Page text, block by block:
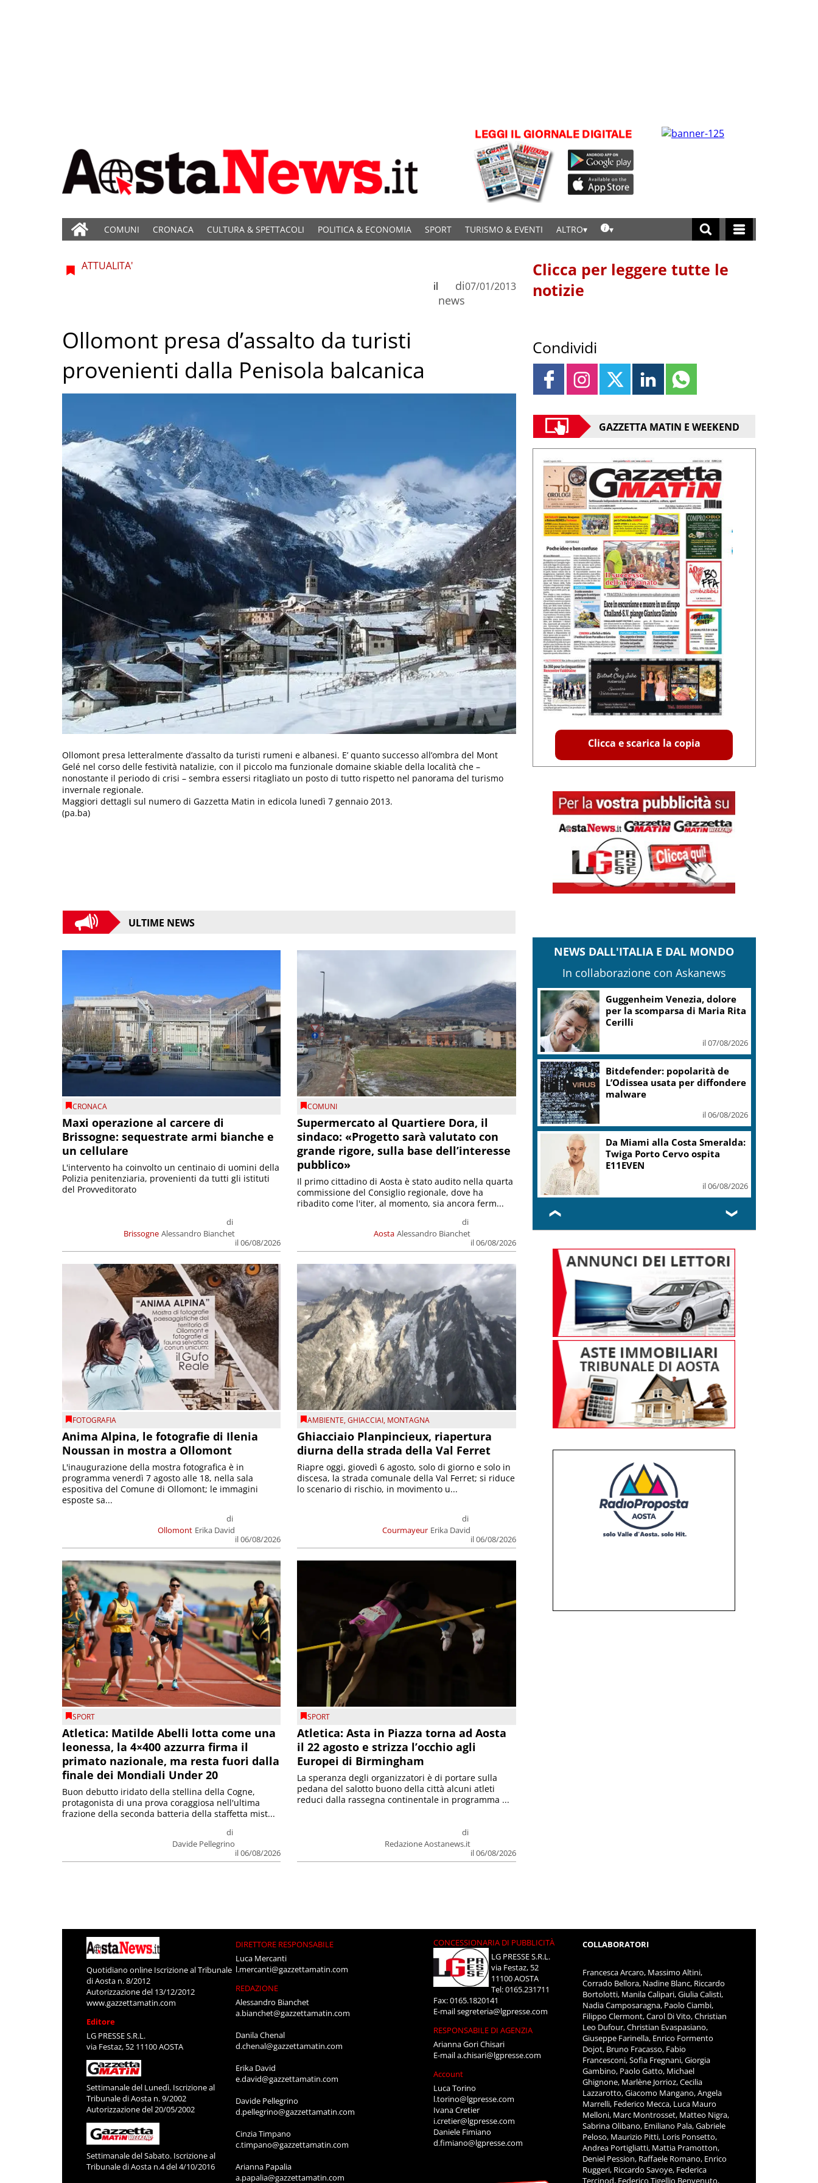
COMUNI CRONACA CULTURA & SPETTACOLI POLITICA & ECONOMIA SPORT TURISMO & EVENTI ALTRO
ATTUALITA'
di
news
il 07/01/2013
Ollomont presa d’assalto da turisti
provenienti dalla Penisola balcanica
Ollomont presa letteralmente d’assalto da turisti rumeni e albanesi. E’ quanto successo all’ombra del Mont
Gelé nel corso delle festività natalizie, con il piccolo ma funzionale domaine skiable della località che –
nonostante il periodo di crisi – sembra essersi ritagliato un posto di tutto rispetto nel panorama del turismo
invernale regionale.
Maggiori dettagli sul numero di Gazzetta Matin in edicola lunedì 7 gennaio 2013.
(pa.ba)
ULTIME NEWS
CRONACA
Maxi operazione al carcere di
Brissogne: sequestrate armi bianche e
un cellulare
Brissogne
di
Alessandro Bianchet
il 06/08/2026
L'intervento ha coinvolto un centinaio di uomini della
Polizia penitenziaria, provenienti da tutti gli istituti
del Provveditorato
COMUNI
Supermercato al Quartiere Dora, il
sindaco: «Progetto sarà valutato con
grande rigore, sulla base dell’interesse
pubblico»
Aosta
di
Alessandro Bianchet
il 06/08/2026
Il primo cittadino di Aosta è stato audito nella quarta
commissione del Consiglio regionale, dove ha
ribadito come l'iter, al momento, sia ancora ferm...
FOTOGRAFIA
Anima Alpina, le fotografie di Ilenia
Noussan in mostra a Ollomont
Ollomont
di
Erika David
il 06/08/2026
L'inaugurazione della mostra fotografica è in
programma venerdì 7 agosto alle 18, nella sala
espositiva del Comune di Ollomont; le immagini
esposte sa...
AMBIENTE,GHIACCIAI, MONTAGNA
Ghiacciaio Planpincieux, riapertura
diurna della strada della Val Ferret
Courmayeur
di
Erika David
il 06/08/2026
Riapre oggi, giovedì 6 agosto, solo di giorno e solo in
discesa, la strada comunale della Val Ferret; si riduce
lo scenario di rischio, in movimento u...
SPORT
Atletica: Matilde Abelli lotta come una
leonessa, la 4×400 azzurra firma il
primato nazionale, ma resta fuori dalla
finale dei Mondiali Under 20
di
Davide Pellegrino
il 06/08/2026
Buon debutto iridato della stellina della Cogne,
protagonista di una prova coraggiosa nell'ultima
frazione della seconda batteria della staffetta mist...
SPORT
Atletica: Asta in Piazza torna ad Aosta
il 22 agosto e strizza l’occhio agli
Europei di Birmingham
di
Redazione Aostanews.it
il 06/08/2026
La speranza degli organizzatori è di portare sulla
pedana del salotto buono della città alcuni atleti
reduci dalla rassegna continentale in programma ...
Clicca per leggere tutte le
notizie
Condividi
GAZZETTA MATIN E WEEKEND
Clicca e scarica la copia
NEWS DALL'ITALIA E DAL MONDO
In collaborazione con Askanews
Guggenheim Venezia, dolore
per la scomparsa di Maria Rita
Cerilli
il 07/08/2026
Bitdefender: popolarità de
L’Odissea usata per diffondere
malware
il 06/08/2026
Da Miami alla Costa Smeralda:
Twiga Porto Cervo ospita
E11EVEN
il 06/08/2026
❮ ❯
Quotidiano online Iscrizione al Tribunale
di Aosta n. 8/2012
Autorizzazione del 13/12/2012
www.gazzettamatin.com
Editore
LG PRESSE S.R.L.
via Festaz, 52 11100 AOSTA
Settimanale del Lunedì. Iscrizione al
Tribunale di Aosta n. 9/2002
Autorizzazione del 20/05/2002
Settimanale del Sabato. Iscrizione al
Tribunale di Aosta n.4 del 4/10/2016
DIRETTORE RESPONSABILE
Luca Mercanti
l.mercanti@gazzettamatin.com
REDAZIONE
Alessandro Bianchet
a.bianchet@gazzettamatin.com
Danila Chenal
d.chenal@gazzettamatin.com
Erika David
e.david@gazzettamatin.com
Davide Pellegrino
d.pellegrino@gazzettamatin.com
Cinzia Timpano
c.timpano@gazzettamatin.com
Arianna Papalia
a.papalia@gazzettamatin.com
CONCESSIONARIA DI PUBBLICITÀ
LG PRESSE S.R.L.
via Festaz, 52
11100 AOSTA
Tel: 0165.231711
Fax: 0165.1820141
E-mailsegreteria@lgpresse.com
RESPONSABILE DI AGENZIA
Arianna Gori Chisari
E-maila.chisari@lgpresse.com
Account
Luca Torino
l.torino@lgpresse.com
Ivana Cretier
i.cretier@lgpresse.com
Daniele Fimiano
d.fimiano@lgpresse.com
COLLABORATORI
Francesca Arcaro, Massimo Altini,
Corrado Bellora, Nadine Blanc, Riccardo
Bortolotti, Manila Calipari, Giulia Calisti,
Nadia Camposaragna, Paolo Ciambi,
Filippo Clermont, Carol Di Vito, Christian
Leo Dufour, Christian Evaspasiano,
Giuseppe Farinella, Enrico Formento
Dojot, Bruno Fracasso, Fabio
Francesconi, Sofia Fregnani, Giorgia
Gambino, Paolo Gatto, Michael
Ghignone, Marlène Jorrioz, Cecilia
Lazzarotto, Giacomo Mangano, Angela
Marrelli, Federico Mecca, Luca Mauro
Melloni, Marc Montrosset, Matteo Nigra,
Sabrina Olibano, Emiliano Pala, Gabriele
Peloso, Maurizio Pitti, Loris Ponsetto,
Andrea Portigliatti, Mattia Pramotton,
Deniel Pession, Raffaele Romano, Enrico
Ruggeri, Riccardo Savoye, Federica
Tercinod, Federico Tigellio Benvenuto,